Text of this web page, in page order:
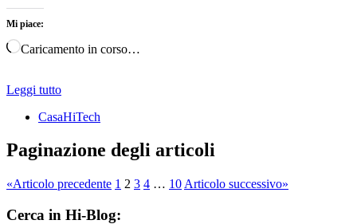
Mi piace:
Caricamento in corso…
Leggi tutto
CasaHiTech
Paginazione degli articoli
«Articolo precedente 1 2 3 4 … 10 Articolo successivo»
Cerca in Hi-Blog: